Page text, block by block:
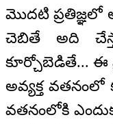
మొదటి ప్రతిజ్ఞలో
చెబితే అది
కూర్చోబెడితే... ఈ
అవ్యక్త వతనంలో
వతనంలోకి